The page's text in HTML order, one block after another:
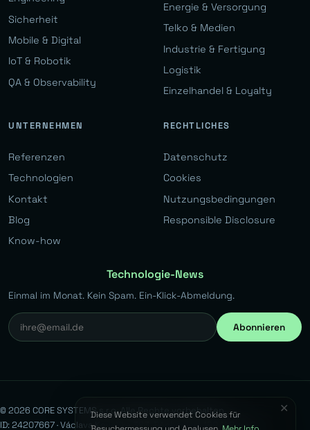
Sicherheit
Mobile & Digital
IoT & Robotik
QA & Observability
Energie & Versorgung
Telko & Medien
Industrie & Fertigung
Logistik
Einzelhandel & Loyalty
UNTERNEHMEN
Referenzen
Technologien
Kontakt
Blog
Know-how
RECHTLICHES
Datenschutz
Cookies
Nutzungsbedingungen
Responsible Disclosure
Technologie-News
Einmal im Monat. Kein Spam. Ein-Klick-Abmeldung.
Abonnieren
© 2026 CORE SYSTEMS s.r.o. Alle Rechte vorbehalten.
ID: 24207667 · Václava Kovaříka 383, Běchovice, 190 11 Prag 9
✕
Diese Website verwendet Cookies für